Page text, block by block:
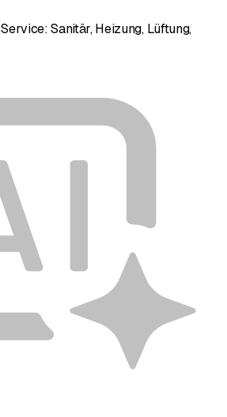
Sanitär, Heizung, Lüftung,